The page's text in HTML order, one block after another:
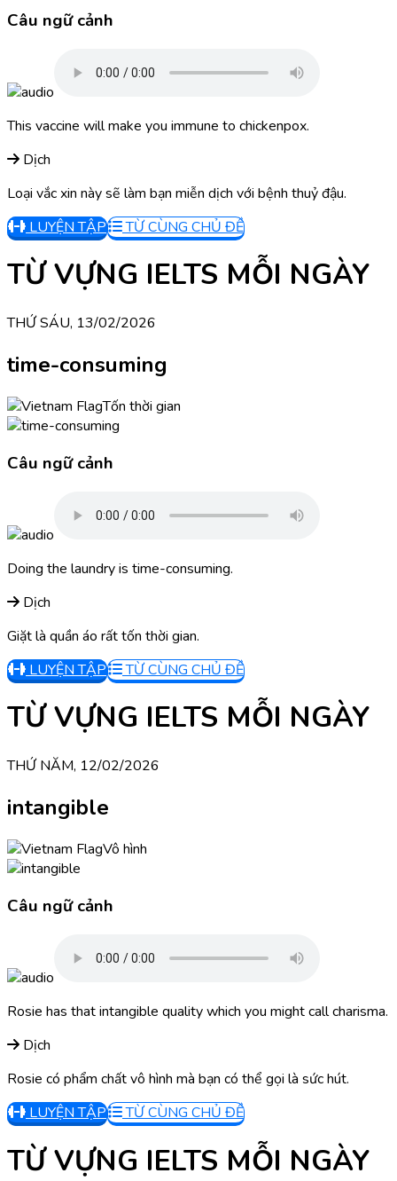
Câu ngữ cảnh
This vaccine will make you immune to chickenpox.
Dịch
Loại vắc xin này sẽ làm bạn miễn dịch với bệnh thuỷ đậu.
LUYỆN TẬP
TỪ CÙNG CHỦ ĐỀ
TỪ VỰNG IELTS MỖI NGÀY
THỨ SÁU, 13/02/2026
time-consuming
Tốn thời gian
Câu ngữ cảnh
Doing the laundry is time-consuming.
Dịch
Giặt là quần áo rất tốn thời gian.
LUYỆN TẬP
TỪ CÙNG CHỦ ĐỀ
TỪ VỰNG IELTS MỖI NGÀY
THỨ NĂM, 12/02/2026
intangible
Vô hình
Câu ngữ cảnh
Rosie has that intangible quality which you might call charisma.
Dịch
Rosie có phẩm chất vô hình mà bạn có thể gọi là sức hút.
LUYỆN TẬP
TỪ CÙNG CHỦ ĐỀ
TỪ VỰNG IELTS MỖI NGÀY